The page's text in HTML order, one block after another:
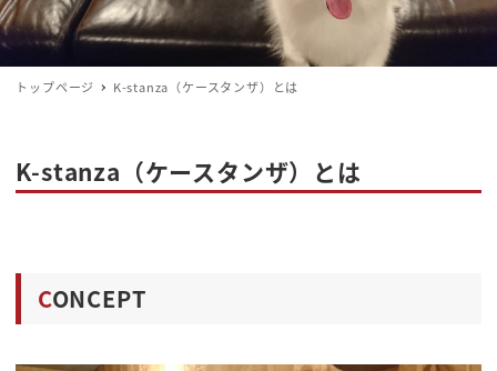
トップページ K-stanza（ケースタンザ）とは
K-stanza（ケースタンザ）とは
CONCEPT